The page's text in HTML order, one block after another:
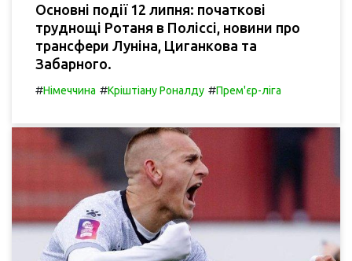
Основні події 12 липня: початкові
труднощі Ротаня в Поліссі, новини про
трансфери Луніна, Циганкова та
Забарного.
#Німеччина #Кріштіану Роналду #Прем'єр-ліга